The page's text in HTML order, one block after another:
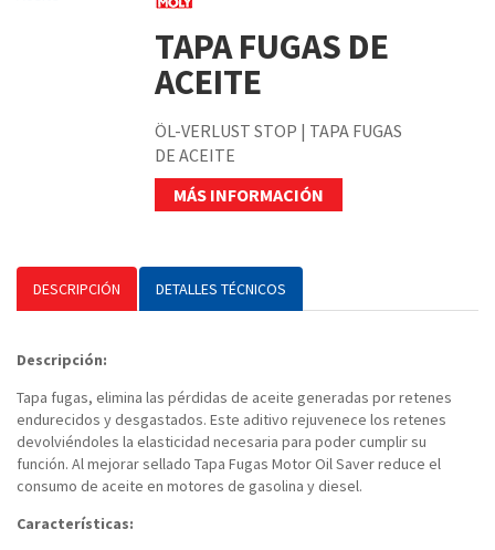
TAPA FUGAS DE
ACEITE
ÖL-VERLUST STOP | TAPA FUGAS
DE ACEITE
MÁS INFORMACIÓN
DESCRIPCIÓN DETALLES TÉCNICOS
Descripción:
Tapa fugas, elimina las pérdidas de aceite generadas por retenes
endurecidos y desgastados. Este aditivo rejuvenece los retenes
devolviéndoles la elasticidad necesaria para poder cumplir su
función. Al mejorar sellado Tapa Fugas Motor Oil Saver reduce el
consumo de aceite en motores de gasolina y diesel.
Características: